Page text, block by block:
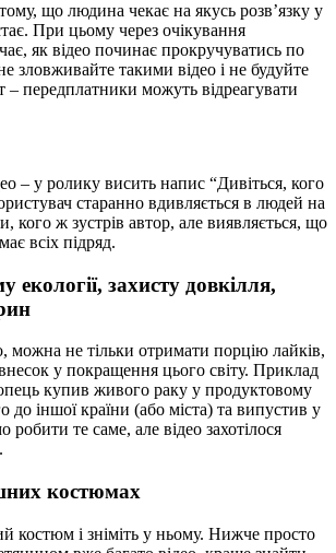
що людина чекає на якусь розв’язку у
При цьому через очікування
як відео починає прокручуватись по
зловживайте такими відео і не будуйте
– передплатники можуть відреагувати
– у ролику висить напис “Дивіться, кого
старанно вдивляється в людей на
кого ж зустрів автор, але виявляється, що
всіх підряд.
екології, захисту довкілля,
можна не тільки отримати порцію лайків,
у покращення цього світу. Приклад
купив живого раку у продуктовому
до іншої країни (або міста) та випустив у
те саме, але відео захотілося
костюмах
костюм і зніміть у ньому. Нижче просто